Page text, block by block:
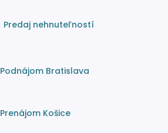
Predaj nehnuteľností
Podnájom Bratislava
Prenájom Košice